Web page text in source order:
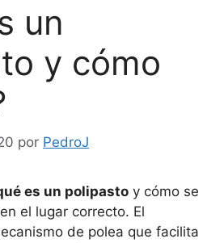
un
y cómo
por PedroJ
es un polipasto y cómo se
el lugar correcto. El
de polea que facilita